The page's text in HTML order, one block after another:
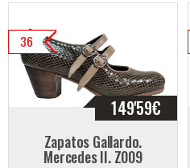
36
149'59€
Zapatos Gallardo.
Mercedes II. Z009